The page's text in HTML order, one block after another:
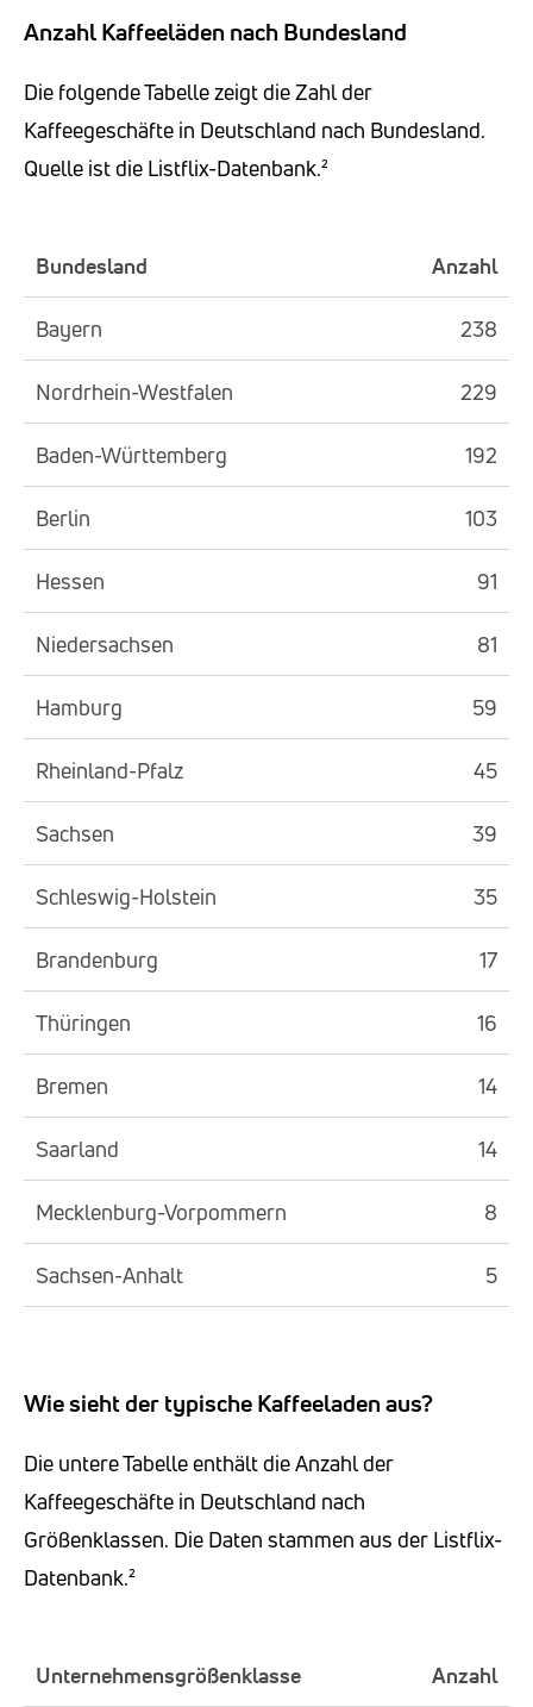
Anzahl Kaffeeläden nach Bundesland
Die folgende Tabelle zeigt die Zahl der
Kaffeegeschäfte in Deutschland nach Bundesland.
Quelle ist die Listflix-Datenbank.²
Bundesland Anzahl
Bayern 238
Nordrhein-Westfalen 229
Baden-Württemberg 192
Berlin 103
Hessen 91
Niedersachsen 81
Hamburg 59
Rheinland-Pfalz 45
Sachsen 39
Schleswig-Holstein 35
Brandenburg 17
Thüringen 16
Bremen 14
Saarland 14
Mecklenburg-Vorpommern 8
Sachsen-Anhalt 5
Wie sieht der typische Kaffeeladen aus?
Die untere Tabelle enthält die Anzahl der
Kaffeegeschäfte in Deutschland nach
Größenklassen. Die Daten stammen aus der Listflix-
Datenbank.²
Unternehmensgrößenklasse Anzahl